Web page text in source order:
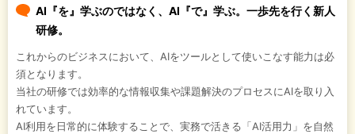
AI『を』学ぶのではなく、AI『で』学ぶ。一歩先を行く新人
研修。
これからのビジネスにおいて、AIをツールとして使いこなす能力は必
須となります。
当社の研修では効率的な情報収集や課題解決のプロセスにAIを取り入
れています。
AI利用を日常的に体験することで、実務で活きる「AI活用力」を自然